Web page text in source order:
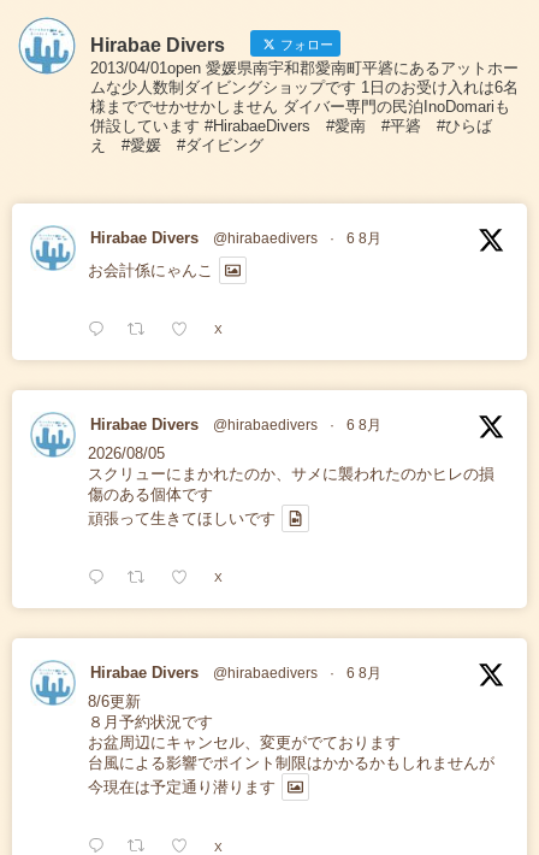
Hirabae Divers フォロー
2013/04/01open 愛媛県南宇和郡愛南町平碆にあるアットホー
ムな少人数制ダイビングショップです 1日のお受け入れは6名
様まででせかせかしません ダイバー専門の民泊InoDomariも
併設しています #HirabaeDivers #愛南 #平碆 #ひらば
え #愛媛 #ダイビング
Hirabae Divers @hirabaedivers · 6 8月
お会計係にゃんこ
X
Hirabae Divers @hirabaedivers · 6 8月
2026/08/05
スクリューにまかれたのか、サメに襲われたのかヒレの損
傷のある個体です
頑張って生きてほしいです
X
Hirabae Divers @hirabaedivers · 6 8月
8/6更新
８月予約状況です
お盆周辺にキャンセル、変更がでております
台風による影響でポイント制限はかかるかもしれませんが
今現在は予定通り潜ります
X